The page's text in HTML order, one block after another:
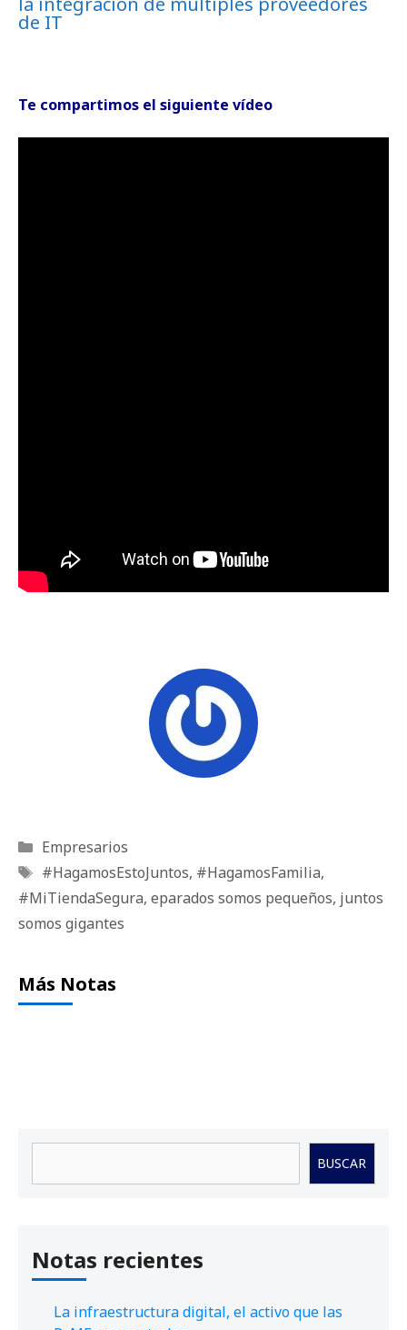
de IT
Te compartimos el siguiente vídeo
Categorías
Empresarios
Etiquetas
#HagamosEstoJuntos, #HagamosFamilia,
#MiTiendaSegura, eparados somos pequeños, juntos
somos gigantes
Más Notas
BUSCAR
Notas recientes
La infraestructura digital, el activo que las